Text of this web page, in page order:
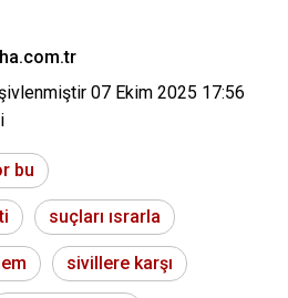
07 Ekim 2025 17:56
bu
suçları ısrarla
sivillere karşı